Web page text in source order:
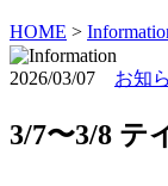
HOME >
2026/03/07 お知
3/7〜3/8 テ